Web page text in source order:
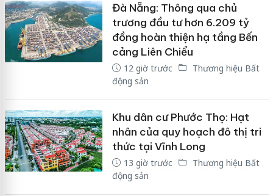
Đà Nẵng: Thông qua chủ
trương đầu tư hơn 6.209 tỷ
đồng hoàn thiện hạ tầng Bến
cảng Liên Chiểu
12 giờ trước
Thương hiệu Bất
động sản
Khu dân cư Phước Thọ: Hạt
nhân của quy hoạch đô thị tri
thức tại Vĩnh Long
13 giờ trước
Thương hiệu Bất
động sản